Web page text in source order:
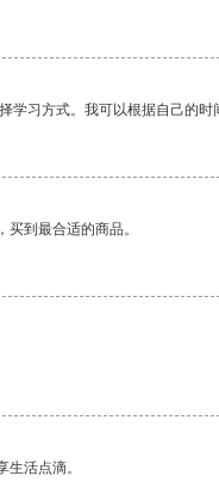
习方式。我可以根据自己的时
到最合适的商品。
活点滴。